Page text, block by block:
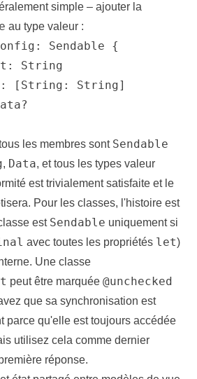
simple – ajouter la
au type valeur :
Sendable {
String
[String: String]
les membres sont Sendable
, Data, et tous les types valeur
est trivialement satisfaite et le
Pour les classes, l'histoire est
est Sendable uniquement si
avec toutes les propriétés let)
Une classe
peut être marquée @unchecked
que sa synchronisation est
parce qu'elle est toujours accédée
utilisez cela comme dernier
réponse.